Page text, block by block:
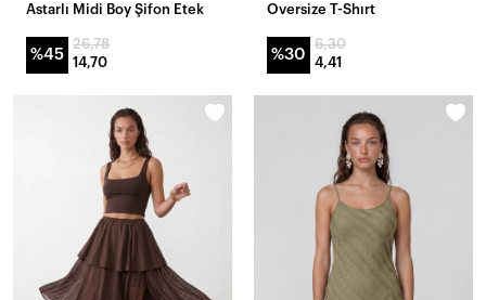
Astarlı Midi Boy Şifon Etek
%45
26,78
14,70
Oversize T-Shırt
%30
6,30
4,41